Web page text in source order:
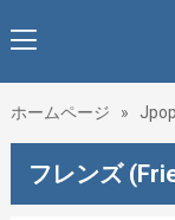
ホームページ » Jpop
フレンズ